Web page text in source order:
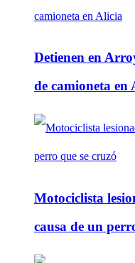
Detienen en
de camioneta en
Motociclista
causa de un